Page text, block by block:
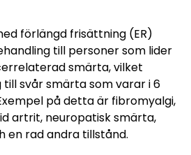
förlängd frisättning (ER)
till personer som lider
smärta, vilket
svår smärta som varar i 6
på detta är fibromyalgi,
artrit, neuropatisk smärta,
en rad andra tillstånd.